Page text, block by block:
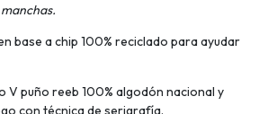
base a chip 100% reciclado para ayudar
V puño reeb 100% algodón nacional y
con técnica de serigrafía.